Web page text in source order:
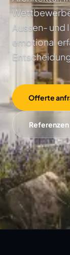
Aussen- und
emotional
Offerte